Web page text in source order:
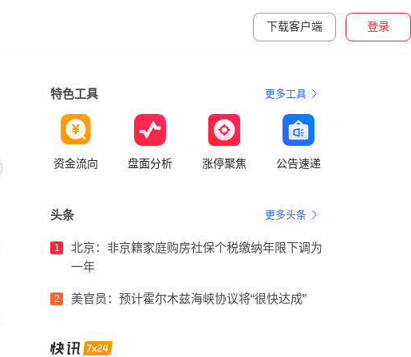
下载客户端 登录
特色工具 更多工具
资金流向 盘面分析 涨停聚焦 公告速递
头条 更多头条
1
北京：非京籍家庭购房社保个税缴纳年限下调为
一年
2 美官员：预计霍尔木兹海峡协议将“很快达成”